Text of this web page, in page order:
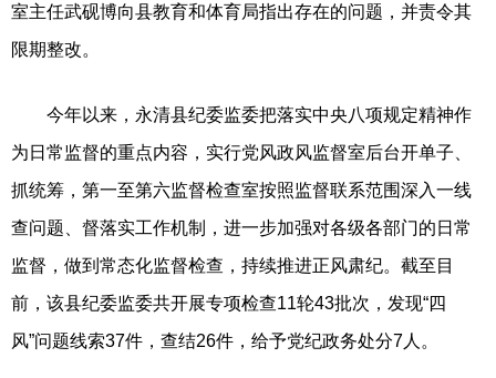
室主任武砚博向县教育和体育局指出存在的问题，并责令其
限期整改。
今年以来，永清县纪委监委把落实中央八项规定精神作
为日常监督的重点内容，实行党风政风监督室后台开单子、
抓统筹，第一至第六监督检查室按照监督联系范围深入一线
查问题、督落实工作机制，进一步加强对各级各部门的日常
监督，做到常态化监督检查，持续推进正风肃纪。截至目
前，该县纪委监委共开展专项检查11轮43批次，发现“四
风”问题线索37件，查结26件，给予党纪政务处分7人。